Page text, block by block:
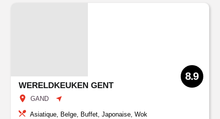
WERELDKEUKEN GENT
GAND
8.9
Asiatique, Belge, Buffet, Japonaise, Wok